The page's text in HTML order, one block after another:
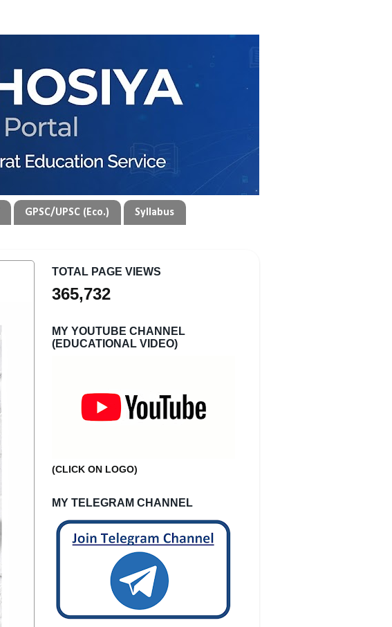
GPSC/UPSC (Eco.) Syllabus
TOTAL PAGE VIEWS
365,732
MY YOUTUBE CHANNEL
(EDUCATIONAL VIDEO)
(CLICK ON LOGO)
MY TELEGRAM CHANNEL